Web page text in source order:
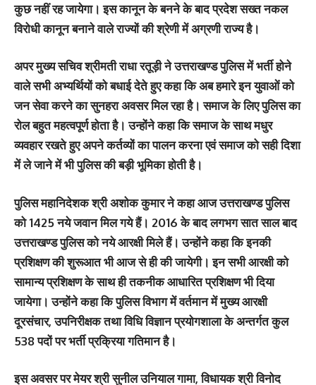
कुछ नहीं रह जायेगा। इस कानून के बनने के बाद प्रदेश सख्त नकल
विरोधी कानून बनाने वाले राज्यों की श्रेणी में अग्रणी राज्य है।
अपर मुख्य सचिव श्रीमती राधा रतूड़ी ने उत्तराखण्ड पुलिस में भर्ती होने
वाले सभी अभ्यर्थियों को बधाई देते हुए कहा कि अब हमारे इन युवाओं को
जन सेवा करने का सुनहरा अवसर मिल रहा है। समाज के लिए पुलिस का
रोल बहुत महत्वपूर्ण होता है। उन्होंने कहा कि समाज के साथ मधुर
व्यवहार रखते हुए अपने कर्तव्यों का पालन करना एवं समाज को सही दिशा
में ले जाने में भी पुलिस की बड़ी भूमिका होती है।
पुलिस महानिदेशक श्री अशोक कुमार ने कहा आज उत्तराखण्ड पुलिस
को 1425 नये जवान मिल गये हैं। 2016 के बाद लगभग सात साल बाद
उत्तराखण्ड पुलिस को नये आरक्षी मिले हैं। उन्होंने कहा कि इनकी
प्रशिक्षण की शुरूआत भी आज से ही की जायेगी। इन सभी आरक्षी को
सामान्य प्रशिक्षण के साथ ही तकनीक आधारित प्रशिक्षण भी दिया
जायेगा। उन्होंने कहा कि पुलिस विभाग में वर्तमान में मुख्य आरक्षी
दूरसंचार, उपनिरीक्षक तथा विधि विज्ञान प्रयोगशाला के अन्तर्गत कुल
538 पदों पर भर्ती प्रक्रिया गतिमान है।
इस अवसर पर मेयर श्री सुनील उनियाल गामा, विधायक श्री विनोद